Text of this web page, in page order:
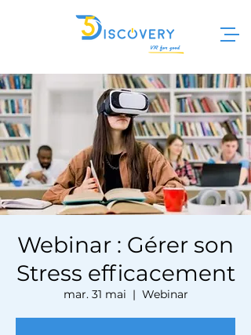
Webinar : Gérer son
Stress efficacement
mar. 31 mai
  |
Webinar